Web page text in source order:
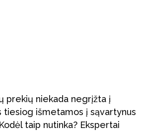
prekių niekada negrįžta į
tiesiog išmetamos į sąvartynus
taip nutinka? Ekspertai